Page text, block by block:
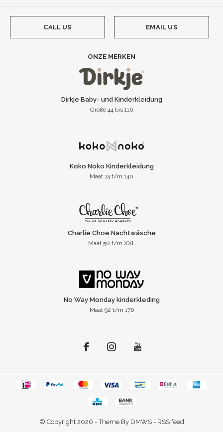
CALL US EMAIL US
ONZE MERKEN
Dirkje Baby- und Kinderkleidung
Größe 44 bis 116
Koko Noko Kinderkleidung
Maat 74 t/m 140
Charlie Choe Nachtwäsche
Maat 50 t/m XXL
No Way Monday kinderkleding
Maat 92 t/m 176
© Copyright 2026 - Theme By DMWS- RSS feed